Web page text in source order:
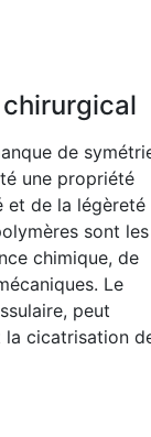
de
une propriété
et de la légèreté
sont les
chimique, de
Le
peut
la cicatrisation